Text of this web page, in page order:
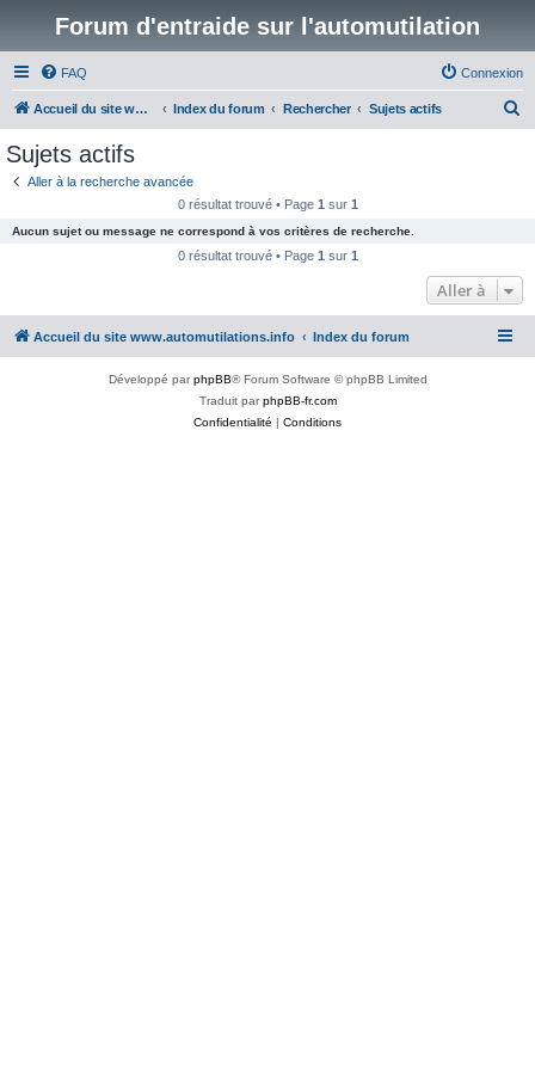
Forum d'entraide sur l'automutilation
FAQ Connexion
Accueil du site www.automutilations.info Index du forum Rechercher Sujets actifs
c
Sujets actifs
Aller à la recherche avancée
0 résultat trouvé • Page 1 sur 1
Aucun sujet ou message ne correspond à vos critères de recherche.
0 résultat trouvé • Page 1 sur 1
Aller à
Accueil du site www.automutilations.info Index du forum
Développé parphpBB® Forum Software © phpBB Limited
Traduit parphpBB-fr.com
Confidentialité | Conditions